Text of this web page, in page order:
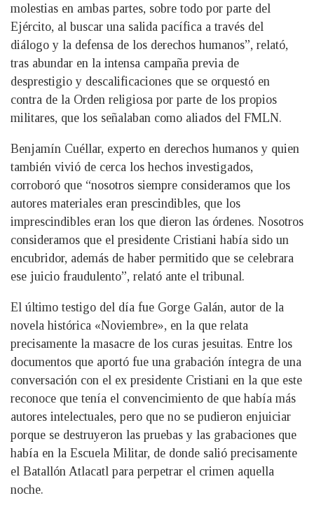
molestias en ambas partes, sobre todo por parte del
Ejército, al buscar una salida pacífica a través del
diálogo y la defensa de los derechos humanos”, relató,
tras abundar en la intensa campaña previa de
desprestigio y descalificaciones que se orquestó en
contra de la Orden religiosa por parte de los propios
militares, que los señalaban como aliados del FMLN.
Benjamín Cuéllar, experto en derechos humanos y quien
también vivió de cerca los hechos investigados,
corroboró que “nosotros siempre consideramos que los
autores materiales eran prescindibles, que los
imprescindibles eran los que dieron las órdenes. Nosotros
consideramos que el presidente Cristiani había sido un
encubridor, además de haber permitido que se celebrara
ese juicio fraudulento”, relató ante el tribunal.
El último testigo del día fue Gorge Galán, autor de la
novela histórica «Noviembre», en la que relata
precisamente la masacre de los curas jesuitas. Entre los
documentos que aportó fue una grabación íntegra de una
conversación con el ex presidente Cristiani en la que este
reconoce que tenía el convencimiento de que había más
autores intelectuales, pero que no se pudieron enjuiciar
porque se destruyeron las pruebas y las grabaciones que
había en la Escuela Militar, de donde salió precisamente
el Batallón Atlacatl para perpetrar el crimen aquella
noche.